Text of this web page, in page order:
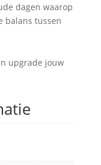
dagen waarop
balans tussen
upgrade jouw